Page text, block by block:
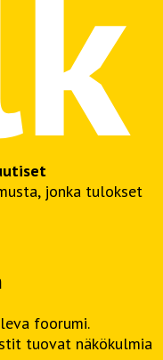
jonka tulokset
foorumi.
tuovat näkökulmia